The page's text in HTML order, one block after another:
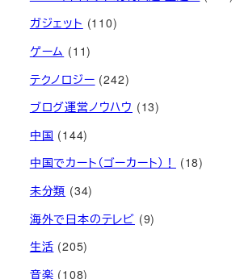
ガジェット (110)
ゲーム (11)
テクノロジー (242)
ブログ運営ノウハウ (13)
中国 (144)
中国でカート（ゴーカート）！
(18)
未分類 (34)
海外で日本のテレビ (9)
生活 (205)
音楽 (108)